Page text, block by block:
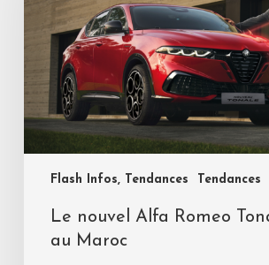
Flash Infos, Tendances Tendances
Le nouvel Alfa Romeo
au Maroc